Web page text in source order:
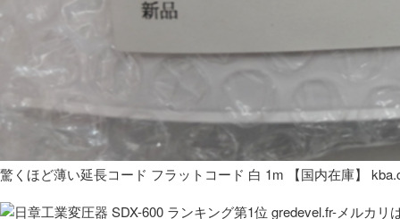
驚くほど薄い延長コード フラットコード 白 1m 【国内在庫】